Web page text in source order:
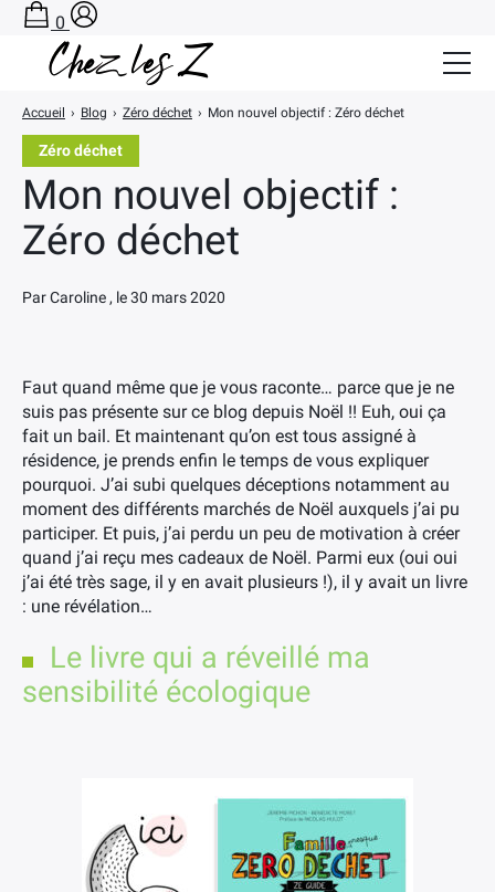
Zéro déchet
Mon nouvel objectif :
Zéro déchet
Par Caroline , le 30 mars 2020
Accueil › Blog › Zéro déchet › Mon nouvel objectif : Zéro déchet
Faut quand même que je vous raconte… parce que je ne
suis pas présente sur ce blog depuis Noël !! Euh, oui ça
fait un bail. Et maintenant qu’on est tous assigné à
résidence, je prends enfin le temps de vous expliquer
pourquoi. J’ai subi quelques déceptions notamment au
moment des différents marchés de Noël auxquels j’ai pu
participer. Et puis, j’ai perdu un peu de motivation à créer
quand j’ai reçu mes cadeaux de Noël. Parmi eux (oui oui
j’ai été très sage, il y en avait plusieurs !), il y avait un livre
: une révélation…
Le livre qui a réveillé ma
sensibilité écologique
0
Salle de Bain Zéro Déchet
Cuisine Zéro Déchet